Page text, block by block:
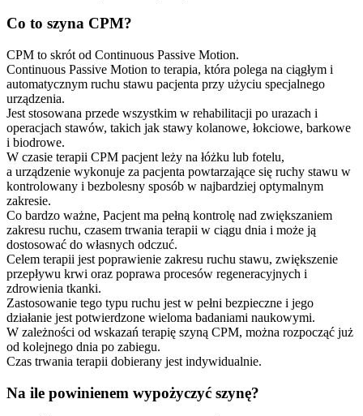
Co to szyna CPM?
CPM to skrót od Continuous Passive Motion.
Continuous Passive Motion to terapia, która polega na ciągłym i
automatycznym ruchu stawu pacjenta przy użyciu specjalnego
urządzenia.
Jest stosowana przede wszystkim w rehabilitacji po urazach i
operacjach stawów, takich jak stawy kolanowe, łokciowe, barkowe
i biodrowe.
W czasie terapii CPM pacjent leży na łóżku lub fotelu,
a urządzenie wykonuje za pacjenta powtarzające się ruchy stawu w
kontrolowany i bezbolesny sposób w najbardziej optymalnym
zakresie.
Co bardzo ważne, Pacjent ma pełną kontrolę nad zwiększaniem
zakresu ruchu, czasem trwania terapii w ciągu dnia i może ją
dostosować do własnych odczuć.
Celem terapii jest poprawienie zakresu ruchu stawu, zwiększenie
przepływu krwi oraz poprawa procesów regeneracyjnych i
zdrowienia tkanki.
Zastosowanie tego typu ruchu jest w pełni bezpieczne i jego
działanie jest potwierdzone wieloma badaniami naukowymi.
W zależności od wskazań terapię szyną CPM, można rozpocząć już
od kolejnego dnia po zabiegu.
Czas trwania terapii dobierany jest indywidualnie.
Na ile powinienem wypożyczyć szynę?